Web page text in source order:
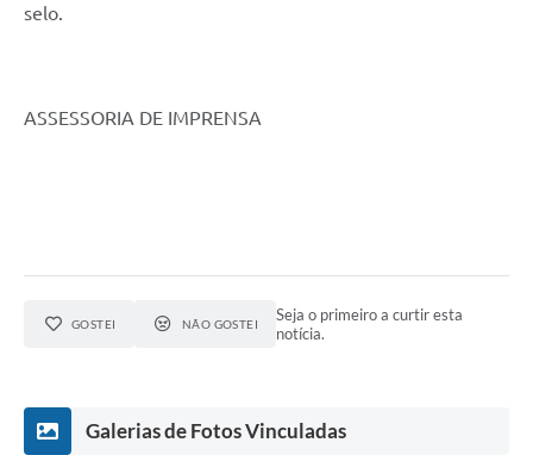
selo.
ASSESSORIA DE IMPRENSA
GOSTEI NÃO GOSTEI
Seja o primeiro a curtir esta
notícia.
Galerias de Fotos Vinculadas